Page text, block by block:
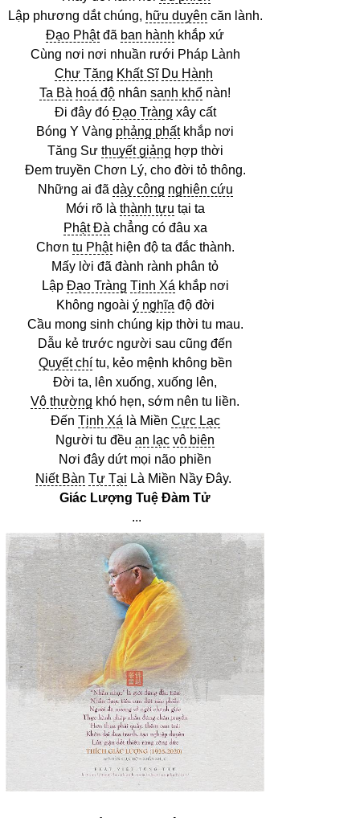
Lập phương dắt chúng, hữu duyên căn lành.
Đạo Phậtđã ban hành khắp xứ
Cùng nơi nơi nhuần rưới Pháp Lành
Chư Tăng Khất Sĩ Du Hành
Ta Bà hoá độ nhân sanh khổ nàn!
Đi đây đó Đạo Tràng xây cất
Bóng Y Vàng phảng phấtkhắp nơi
Tăng Sư thuyết giảng hợp thời
Đem truyền Chơn Lý, cho đời tỏ thông.
Những ai đã dày công nghiên cứu
Mới rõ là thành tựu tại ta
Phật Đà chẳng có đâu xa
Chơn tu Phậthiện độ ta đắc thành.
Mấy lời đã đành rành phân tỏ
Lập Đạo Tràng Tịnh Xá khắp nơi
Không ngoài ý nghĩa độ đời
Cầu mong sinh chúng kịp thời tu mau.
Dẫu kẻ trước người sau cũng đến
Quyết chítu, kẻo mệnh không bền
Đời ta, lên xuống, xuống lên,
Vô thường khó hẹn, sớm nên tu liền.
Đến Tịnh Xá là Miền Cực Lạc
Người tu đều an lạc vô biên
Nơi đây dứt mọi não phiền
Niết Bàn Tự Tại Là Miền Nầy Đây.
Giác Lượng Tuệ Đàm Tử
...